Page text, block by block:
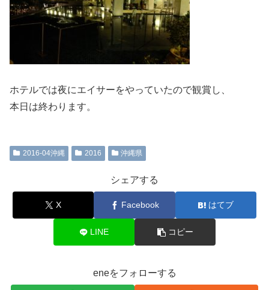
ホテルでは夜にエイサーをやっていたので観賞し、
本日は終わります。
2016-04沖縄 2016 沖縄県
シェアする
X Facebook はてブ
LINE コピー
eneをフォローする